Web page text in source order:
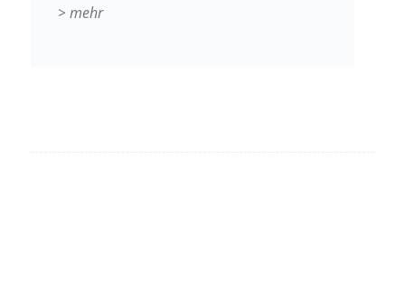
> mehr